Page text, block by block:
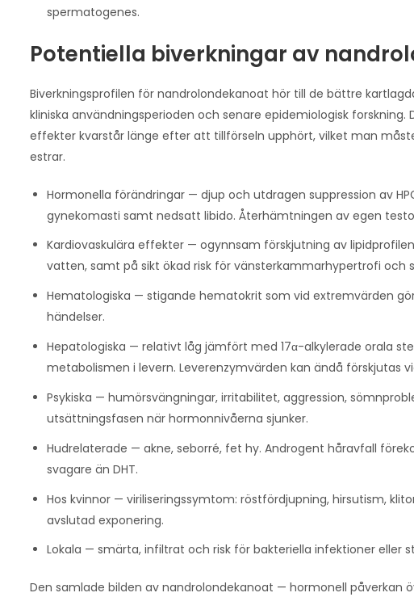
spermatogenes.
Potentiella biverkningar av
Biverkningsprofilen för nandrolondekanoat hör till de bättre
kliniska användningsperioden och senare epidemiologisk
effekter kvarstår länge efter att tillförseln upphört, vilket man
estrar.
Hormonella förändringar — djup och utdragen suppression av
gynekomasti samt nedsatt libido. Återhämtningen av egen
Kardiovaskulära effekter — ogynnsam förskjutning av
vatten, samt på sikt ökad risk för vänsterkammarhypertrofi och
Hematologiska — stigande hematokrit som vid extremvärden
händelser.
Hepatologiska — relativt låg jämfört med 17α-alkylerade orala
metabolismen i levern. Leverenzymvärden kan ändå förskjutas
Psykiska — humörsvängningar, irritabilitet, aggression,
utsättningsfasen när hormonnivåerna sjunker.
Hudrelaterade — akne, seborré, fet hy. Androgent håravfall
svagare än DHT.
Hos kvinnor — viriliseringssymtom: röstfördjupning, hirsutism,
avslutad exponering.
Lokala — smärta, infiltrat och risk för bakteriella infektioner eller
Den samlade bilden av nandrolondekanoat — hormonell påverkan